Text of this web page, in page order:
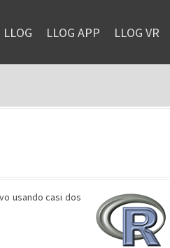
LLOG LLOG APP LLOG VR
usando casi dos